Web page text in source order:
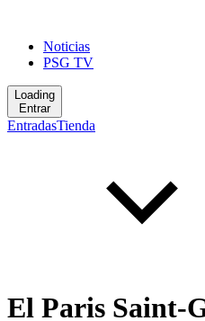
Noticias
PSG TV
Loading
Entrar
EntradasTienda
El Paris Saint-